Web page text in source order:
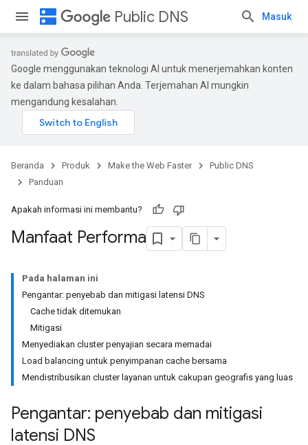
dns Public DNS Masuk
Google menggunakan teknologi AI untuk menerjemahkan konten
ke dalam bahasa pilihan Anda. Terjemahan AI mungkin
mengandung kesalahan.
Beranda Produk Make the Web Faster
Public DNS
Panduan
Apakah informasi ini membantu?
Manfaat Performa
Pada halaman ini
Pengantar: penyebab dan mitigasi latensi DNS
Cache tidak ditemukan
Mitigasi
Menyediakan cluster penyajian secara memadai
Load balancing untuk penyimpanan cache bersama
Mendistribusikan cluster layanan untuk cakupan geografis yang luas
Pengantar: penyebab dan mitigasi
latensi DNS